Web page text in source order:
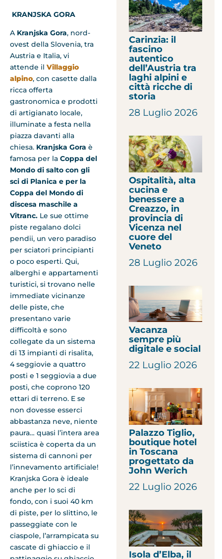
KRANJSKA GORA
A Kranjska Gora, nord-
ovest della Slovenia, tra
Austria e Italia, vi
attende il Villaggio
alpino, con casette dalla
ricca offerta
gastronomica e prodotti
di artigianato locale,
illuminate a festa nella
piazza davanti alla
chiesa. Kranjska Gora è
famosa per la Coppa del
Mondo di salto con gli
sci di Planica e per la
Coppa del Mondo di
discesa maschile a
Vitranc. Le sue ottime
piste regalano dolci
pendii, un vero paradiso
per sciatori principianti
o poco esperti. Qui,
alberghi e appartamenti
turistici, si trovano nelle
immediate vicinanze
delle piste, che
presentano varie
difficoltà e sono
collegate da un sistema
di 13 impianti di risalita,
4 seggiovie a quattro
posti e 1 seggiovia a due
posti, che coprono 120
ettari di terreno. E se
non dovesse esserci
abbastanza neve, niente
paura… quasi l’intera area
sciistica è coperta da un
sistema di cannoni per
l’innevamento artificiale!
Kranjska Gora è ideale
anche per lo sci di
fondo, con i suoi 40 km
di piste, per lo slittino, le
passeggiate con le
ciaspole, l’arrampicata su
cascate di ghiaccio e il
Carinzia: il
fascino
autentico
dell’Austria tra
laghi alpini e
città ricche di
storia
28 Luglio 2026
Ospitalità, alta
cucina e
benessere a
Creazzo, in
provincia di
Vicenza nel
cuore del
Veneto
28 Luglio 2026
Vacanza
sempre più
digitale e social
22 Luglio 2026
Palazzo Tiglio,
boutique hotel
in Toscana
progettato da
John Werich
22 Luglio 2026
Isola d’Elba, il